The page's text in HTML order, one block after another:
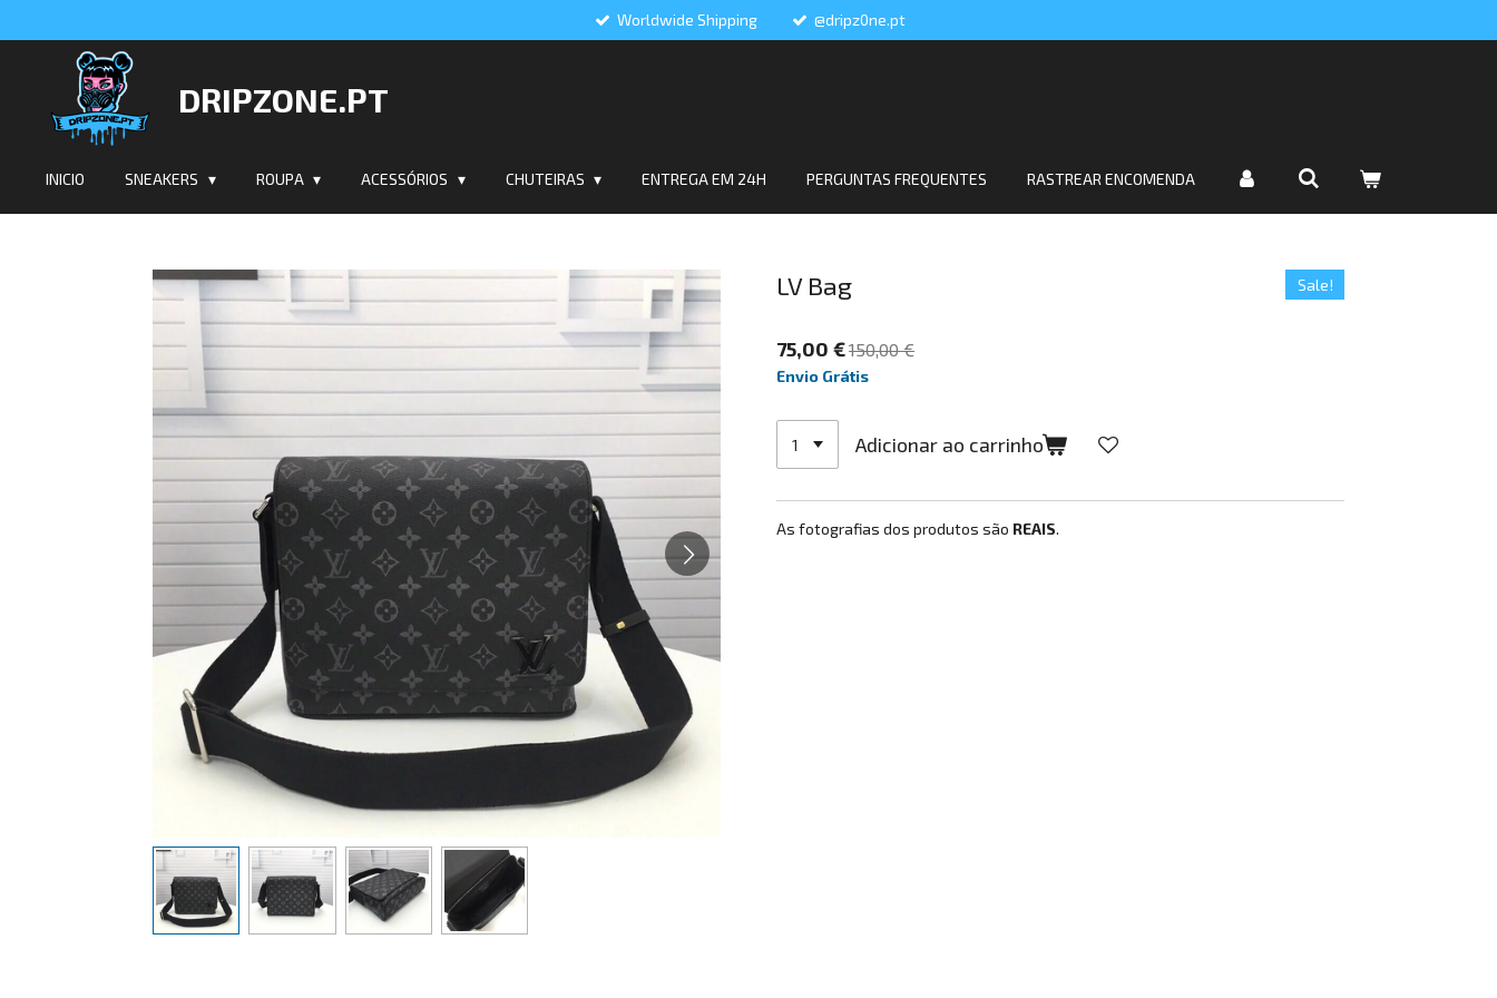
conteúdo
principal
Worldwide Shipping @dripz0ne.pt
DRIPZONE.PT
INICIO SNEAKERS ROUPA ACESSÓRIOS CHUTEIRAS ENTREGA EM 24H PERGUNTAS FREQUENTES RASTREAR ENCOMENDA
LV Bag Sale!
75,00 €150,00 €
Envio Grátis
Adicionar ao carrinho
As fotografias dos produtos são REAIS.